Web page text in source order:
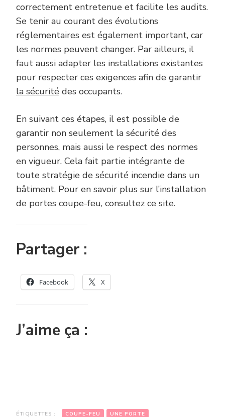
correctement entretenue et facilite les audits.
Se tenir au courant des évolutions
réglementaires est également important, car
les normes peuvent changer. Par ailleurs, il
faut aussi adapter les installations existantes
pour respecter ces exigences afin de garantir
la sécurité des occupants.
En suivant ces étapes, il est possible de
garantir non seulement la sécurité des
personnes, mais aussi le respect des normes
en vigueur. Cela fait partie intégrante de
toute stratégie de sécurité incendie dans un
bâtiment. Pour en savoir plus sur l’installation
de portes coupe-feu, consultez ce site.
Partager :
Facebook X
J’aime ça :
ÉTIQUETTES : COUPE-FEU UNE PORTE